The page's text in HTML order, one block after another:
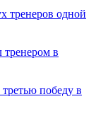
тренеров одной
тренером в
победу в